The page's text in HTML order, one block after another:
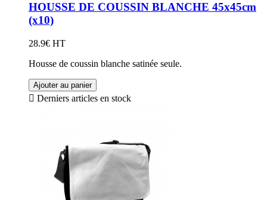
HOUSSE DE COUSSIN BLANCHE 45x45cm
(x10)
28.9€ HT
Housse de coussin blanche satinée seule.
Ajouter au panier
 Derniers articles en stock